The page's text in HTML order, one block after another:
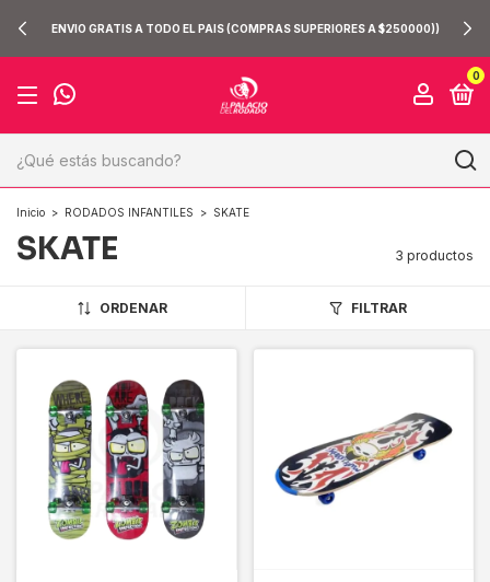
ENVIO GRATIS A TODO EL PAIS (COMPRAS SUPERIORES A $250000))
0
Inicio > RODADOS INFANTILES > SKATE
SKATE 3 productos
ORDENAR FILTRAR